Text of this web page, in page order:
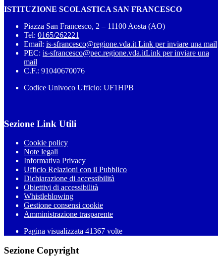
ISTITUZIONE SCOLASTICA SAN FRANCESCO
Piazza San Francesco, 2 – 11100 Aosta (AO)
Tel: 0165/262221
Email: is-sfrancesco@regione.vda.it Link per inviare una mail
PEC: is-sfrancesco@pec.regione.vda.itLink per inviare una
mail
C.F.: 91040670076
Codice Univoco Ufficio: UF1HPB
Sezione Link Utili
Cookie policy
Note legali
Informativa Privacy
Ufficio Relazioni con il Pubblico
Dichiarazione di accessibilità
Obiettivi di accessibilità
Whistleblowing
Gestione consensi cookie
Amministrazione trasparente
Pagina visualizzata 41367 volte
Sezione Copyright